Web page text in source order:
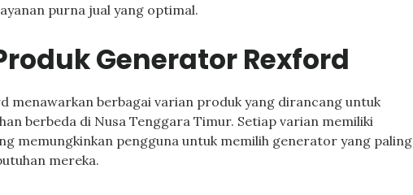
purna jual yang optimal.
Generator Rexford
menawarkan berbagai varian produk yang dirancang untuk
berbeda di Nusa Tenggara Timur. Setiap varian memiliki
memungkinkan pengguna untuk memilih generator yang paling
mereka.